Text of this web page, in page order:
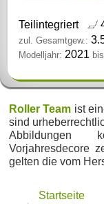
Teilintegriert
zul. Gesamtgew.:
Modelljahr: 2021 bis
Roller Team ist
sind
Abbildungen
Vorjahresdecore
gelten die vom
Startseite